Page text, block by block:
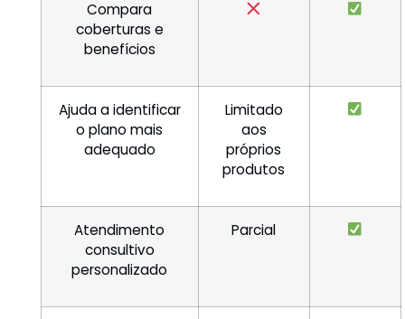
Compara
coberturas e
benefícios
Ajuda a identificar
o plano mais
adequado
Limitado
aos
próprios
produtos
Atendimento
consultivo
personalizado
Parcial